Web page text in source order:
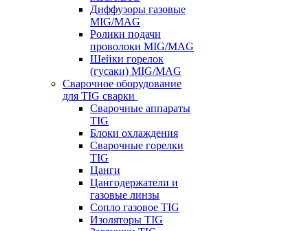
Диффузоры газовые
MIG/MAG
Ролики подачи
проволоки MIG/MAG
Шейки горелок
(гусаки) MIG/MAG
Сварочное оборудование
для TIG сварки
Сварочные аппараты
TIG
Блоки охлаждения
Сварочные горелки
TIG
Цанги
Цангодержатели и
газовые линзы
Сопло газовое TIG
Изоляторы TIG